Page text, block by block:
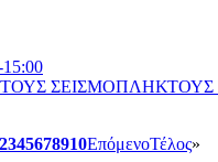
15:00
ΣΕΙΣΜΟΠΛΗΚΤΟΥΣ
2345678910ΕπόμενοΤέλος»